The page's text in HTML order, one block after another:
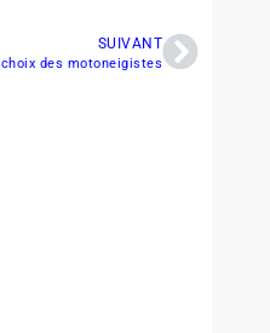
SUIVANT
des motoneigistes